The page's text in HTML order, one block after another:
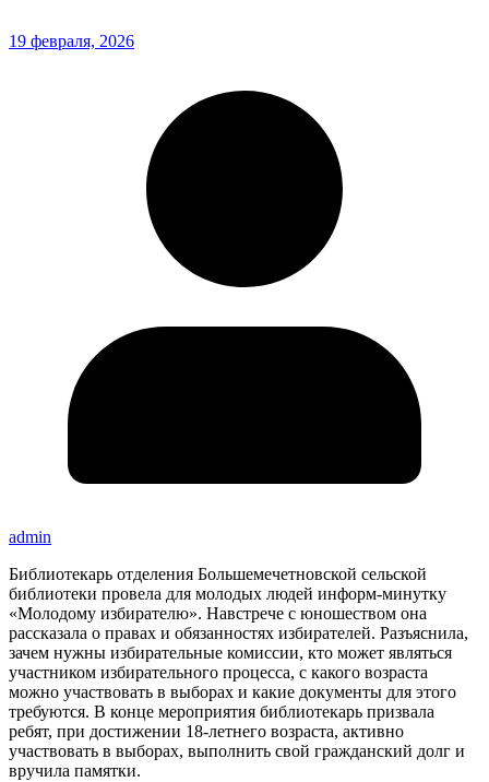
19 февраля, 2026
admin
Библиотекарь отделения Большемечетновской сельской
библиотеки провела для молодых людей информ-минутку
«Молодому избирателю». Навстрече с юношеством она
рассказала о правах и обязанностях избирателей. Разъяснила,
зачем нужны избирательные комиссии, кто может являться
участником избирательного процесса, с какого возраста
можно участвовать в выборах и какие документы для этого
требуются. В конце мероприятия библиотекарь призвала
ребят, при достижении 18-летнего возраста, активно
участвовать в выборах, выполнить свой гражданский долг и
вручила памятки.